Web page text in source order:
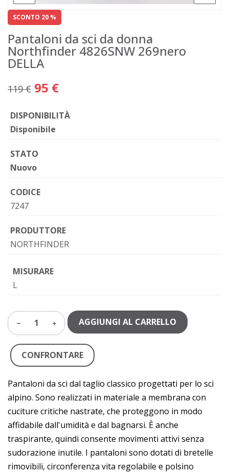
SCONTO 20 %
Pantaloni da sci da donna
Northfinder 4826SNW 269nero
DELLA
119 € 95 €
DISPONIBILITÀ
Disponibile
STATO
Nuovo
CODICE
7247
PRODUTTORE
NORTHFINDER
MISURARE
L
1 AGGIUNGI AL CARRELLO
CONFRONTARE
Pantaloni da sci dal taglio classico progettati per lo sci
alpino. Sono realizzati in materiale a membrana con
cuciture critiche nastrate, che proteggono in modo
affidabile dall'umidità e dal bagnarsi. È anche
traspirante, quindi consente movimenti attivi senza
sudorazione inutile. I pantaloni sono dotati di bretelle
rimovibili, circonferenza vita regolabile e polsino